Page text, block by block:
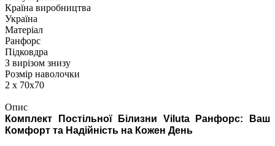
Країна виробництва
Україна
Матеріал
Ранфорс
Підковдра
З вирізом знизу
Розмір наволочки
2 х 70х70
Опис
Комплект Постільної Білизни Viluta Ранфорс: Ваш
Комфорт та Надійність на Кожен День